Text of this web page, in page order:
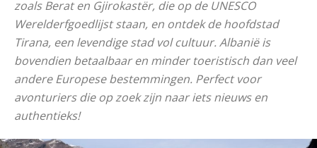
zoals Berat en Gjirokastër, die op de UNESCO
Werelderfgoedlijst staan, en ontdek de hoofdstad
Tirana, een levendige stad vol cultuur. Albanië is
bovendien betaalbaar en minder toeristisch dan veel
andere Europese bestemmingen. Perfect voor
avonturiers die op zoek zijn naar iets nieuws en
authentieks!